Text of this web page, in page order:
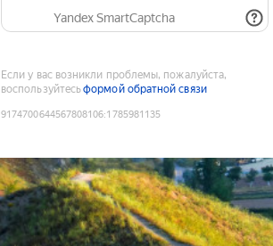
Yandex SmartCaptcha
Если у вас возникли проблемы, пожалуйста,
воспользуйтесьформой обратной связи
9174700644567808106:1785981135